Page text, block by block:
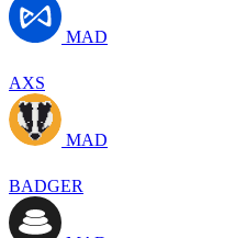
MAD
AXS
MAD
BADGER